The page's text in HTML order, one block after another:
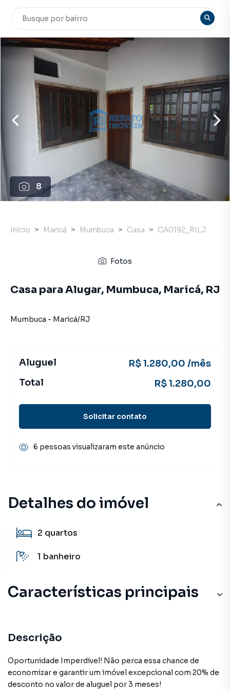
8
Detalhes do imóvel
2 quartos
1 banheiro
Características principais
Descrição
Oportunidade Imperdível! Não perca essa chance de
economizar e garantir um imóvel excepcional com 20% de
desconto no valor de aluguel por 3 meses!
Início Maricá Mumbuca Casa CA0192_RILJ
Fotos
Casa para Alugar, Mumbuca, Maricá, RJ
Mumbuca - Maricá/RJ
Aluguel
R$ 1.280,00 /mês
Total
R$ 1.280,00
Solicitar contato
6 pessoas visualizaram este anúncio